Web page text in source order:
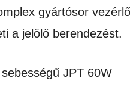
gyártósor
a jelölő berendezést.
JPT 60W